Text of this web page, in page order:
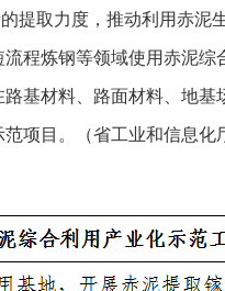
提取力度，推动利用赤泥
程炼钢等领域使用赤泥
基材料、路面材料、地
项目。（省工业和信息